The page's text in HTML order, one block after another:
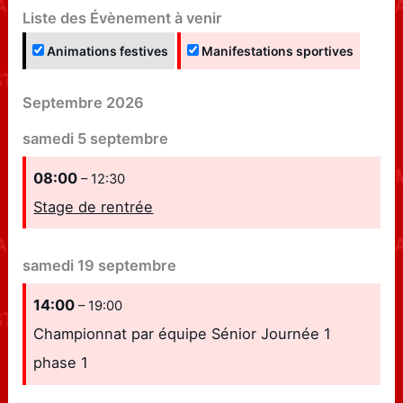
Liste des Évènement à venir
Animations festives Manifestations sportives
Septembre 2026
samedi 5 septembre
08:00– 12:30
Stage de rentrée
samedi 19 septembre
14:00– 19:00
Championnat par équipe Sénior Journée 1
phase 1